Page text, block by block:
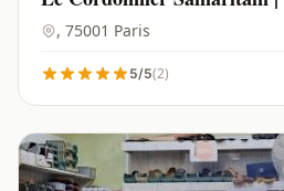
, 75001 Paris
5/5(2)